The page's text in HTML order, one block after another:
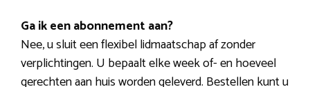
Ga ik een abonnement aan?
Nee, u sluit een flexibel lidmaatschap af zonder
verplichtingen. U bepaalt elke week of- en hoeveel
gerechten aan huis worden geleverd. Bestellen kunt u